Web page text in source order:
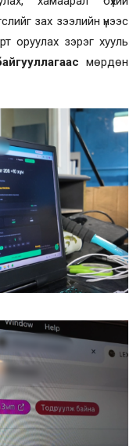
зах зээлийн үнээс
оруулах зэрэг хууль
мөрдөн